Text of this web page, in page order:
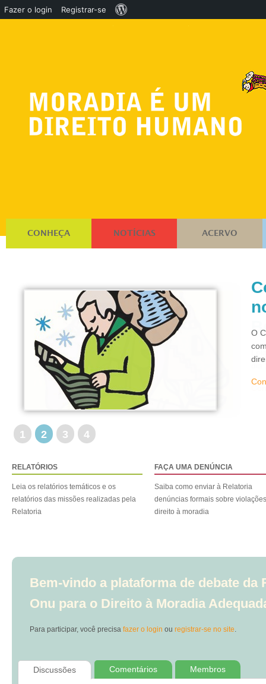
CONHEÇA NOTÍCIAS ACERVO
O
1 2 3 4
RELATÓRIOS
Leia os relatórios temáticos e os
relatórios das missões realizadas pela
Relatoria
FAÇA UMA DENÚNCIA
Saiba como enviar à Relatoria
denúncias formais sobre
direito à moradia
Bem-vindo a plataforma de debate da
Onu para o Direito à Moradia
Para participar, você precisa fazer o login ou registrar-se no site.
Discussões Comentários Membros
Fazer o login Registrar-se